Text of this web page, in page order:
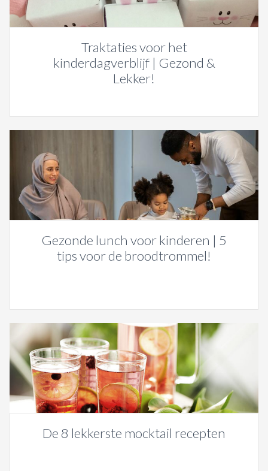
Traktaties voor het
kinderdagverblijf | Gezond &
Lekker!
Gezonde lunch voor kinderen | 5
tips voor de broodtrommel!
De 8 lekkerste mocktail recepten